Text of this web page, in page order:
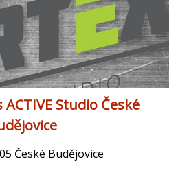
ACTIVE Studio České
České Budějovice